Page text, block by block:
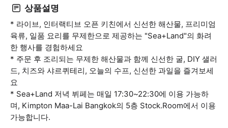
상품설명
* 라이브, 인터랙티브 오픈 키친에서 신선한 해산물, 프리미엄
육류, 일품 요리를 무제한으로 제공하는 "Sea+Land"의 화려
한 행사를 경험하세요
* 주문 후 조리되는 무제한 해산물과 함께 신선한 굴, DIY 샐러
드, 치즈와 샤르퀴테리, 오늘의 수프, 신선한 과일을 즐겨보세
요
* Sea+Land 저녁 뷔페는 매일 17:30~22:30에 이용 가능하
며, Kimpton Maa-Lai Bangkok의 5층 Stock.Room에서 이용
가능합니다.